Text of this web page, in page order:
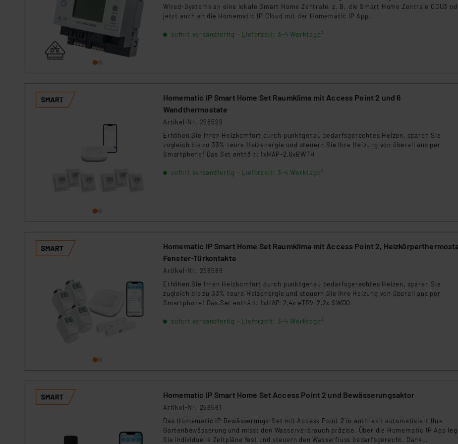
Für die USA besteht kein Angemessenheitsbeschluss der EU. Dies bedeutet, dass die USA als
Datenschutz nach EU-Standards eingestuft wird. So besteht etwa das Risiko, dass US-Behörden
Daten in Überwachungsprogrammen verarbeiten, ohne dass hiergegen Klagemöglichkeiten für
Unsere Kooperation mit diesen Dienstleistern stützt sich auf die Standarddatenschutzklauseln
Kommission sowie einer eigenen Beurteilung der mit der Datenübermittlung, insbesondere der
Wired-Systems an eine lokale Smart Home Zentrale, z. B. die Smart Home Zentrale CCU3
jetzt auch an die Homematic IP Cloud mit der Homematic IP App.
sofort versandfertig - Lieferzeit: 3-4 Werktage²
Homematic IP Smart Home Set Raumklima mit Access Point 2 und 6
Wandthermostate
Artikel-Nr. 258599
Erhöhen Sie Ihren Heizkomfort durch punktgenau bedarfsgerechtes Heizen, sparen Sie
zugleich bis zu 33% teure Heizenergie und steuern Sie Ihre Heizung von überall aus per
Smartphone! Das Set enthält: 1xHAP-2,6xBWTH
sofort versandfertig - Lieferzeit: 3-4 Werktage²
Homematic IP Smart Home Set Raumklima mit Access Point 2,
Fenster-Türkontakte
Artikel-Nr. 258589
Erhöhen Sie Ihren Heizkomfort durch punktgenau bedarfsgerechtes Heizen, sparen Sie
zugleich bis zu 33% teure Heizenergie und steuern Sie Ihre Heizung von überall aus per
Smartphone! Das Set enthält: 1xHAP-2,4x eTRV-2,2x SWDO
sofort versandfertig - Lieferzeit: 3-4 Werktage²
Homematic IP Smart Home Set Access Point 2 und Bewässerungsaktor
Artikel-Nr. 258581
Das Homematic IP Bewässerungs-Set mit Access Point 2 in anthrazit automatisiert Ihre
Gartenbewässerung und misst den Wasserverbrauch präzise. Über die Homematic IP App
Sie individuelle Zeitpläne fest und steuern den Wasserfluss bedarfsgerecht. Dank